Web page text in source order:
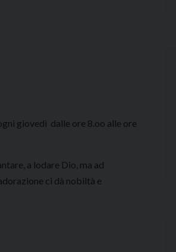
giovedì dalle ore 8.oo alle ore
a lodare Dio, ma ad
ci dà nobiltà e